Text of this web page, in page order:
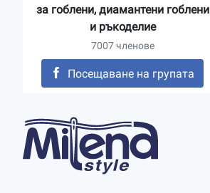
за гоблени, диамантени гоблени
и ръкоделие
7007 членове
Посещаване на групата